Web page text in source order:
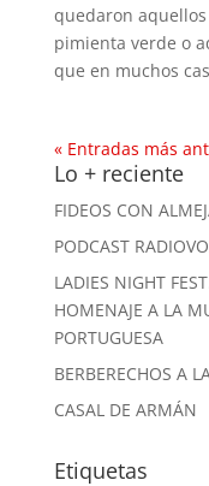
quedaron
pimienta verde o
que en muchos
« Entradas más
Lo + reciente
FIDEOS CON
PODCAST
LADIES NIGHT
HOMENAJE A LA
PORTUGUESA
BERBERECHOS A
CASAL DE ARMÁN
Etiquetas